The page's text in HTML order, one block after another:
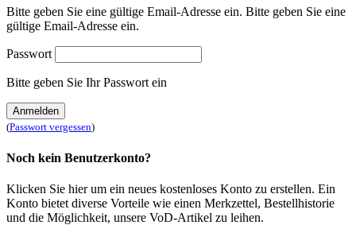
Bitte geben Sie eine gültige Email-Adresse ein. Bitte geben Sie eine
gültige Email-Adresse ein.
Passwort
Bitte geben Sie Ihr Passwort ein
Anmelden
(Passwort vergessen)
Noch kein Benutzerkonto?
Klicken Sie hier um ein neues kostenloses Konto zu erstellen. Ein
Konto bietet diverse Vorteile wie einen Merkzettel, Bestellhistorie
und die Möglichkeit, unsere VoD-Artikel zu leihen.